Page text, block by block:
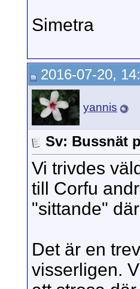
Simetra
2016-07-20,
yannis
Sv: Bussnät
Vi trivdes
till Corfu
"sittande"
Det är en
visserligen.